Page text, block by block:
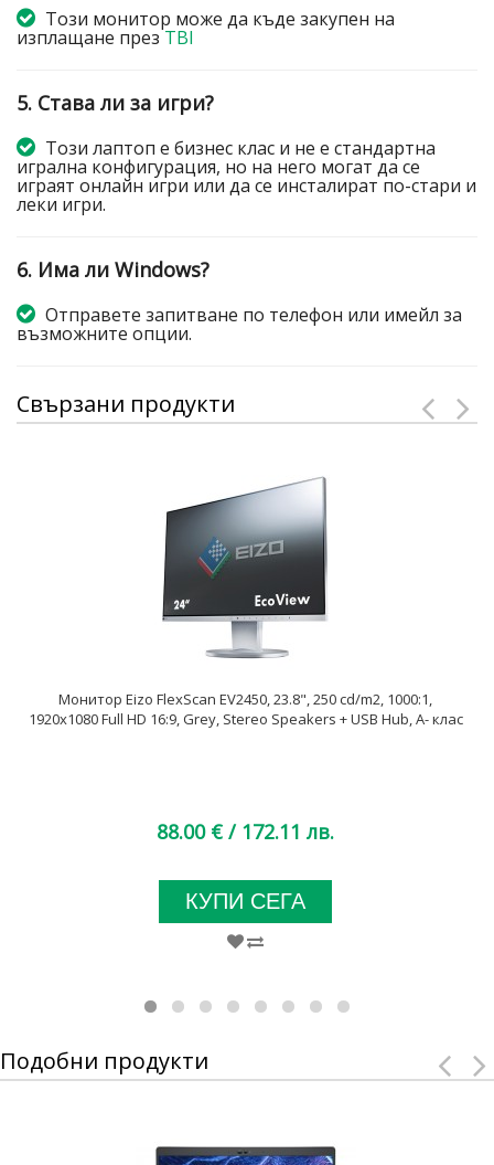
Този монитор може да къде закупен на
изплащане презTBI
5. Става ли за игри?
Този лаптоп е бизнес клас и не е стандартна
игрална конфигурация, но на него могат да се
играят онлайн игри или да се инсталират по-стари и
леки игри.
6. Има ли Windows?
Отправете запитване по телефон или имейл за
възможните опции.
Свързани продукти
Монитор Eizo FlexScan EV2450, 23.8", 250 cd/m2, 1000:1,
1920x1080 Full HD 16:9, Grey, Stereo Speakers + USB Hub, A- клас
88.00 € / 172.11 лв.
КУПИ СЕГА
Подобни продукти